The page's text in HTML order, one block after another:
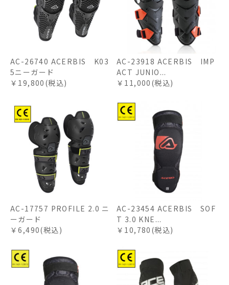
AC-26740 ACERBIS K03
5ニーガード
￥19,800(税込)
AC-23918 ACERBIS IMP
ACT JUNIO...
￥11,000(税込)
AC-17757 PROFILE 2.0 ニ
ーガード
￥6,490(税込)
AC-23454 ACERBIS SOF
T 3.0 KNE...
￥10,780(税込)